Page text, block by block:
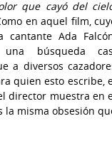
que cayó del
en aquel film,
cantante Ada
búsqueda
a diversos
quien esto escribe,
director muestra en
la misma obsesión